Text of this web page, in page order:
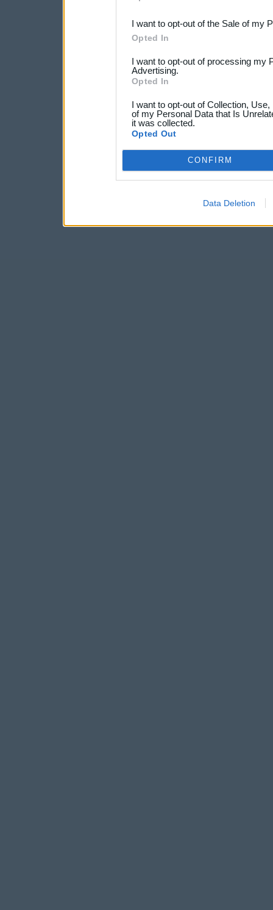
third parties.
I want to opt-out of the Sale of my
Opted In
I want to opt-out of processing my
Advertising.
Opted In
I want to opt-out of Collection,
of my Personal Data that Is
it was collected.
Opted Out
CONFIRM
Data Deletion